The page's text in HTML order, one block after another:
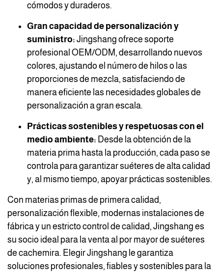
cómodos y duraderos.
Gran capacidad de personalización y
suministro: Jingshang ofrece soporte
profesional OEM/ODM, desarrollando nuevos
colores, ajustando el número de hilos o las
proporciones de mezcla, satisfaciendo de
manera eficiente las necesidades globales de
personalización a gran escala.
Prácticas sostenibles y respetuosas con el
medio ambiente: Desde la obtención de la
materia prima hasta la producción, cada paso se
controla para garantizar suéteres de alta calidad
y, al mismo tiempo, apoyar prácticas sostenibles.
Con materias primas de primera calidad,
personalización flexible, modernas instalaciones de
fábrica y un estricto control de calidad, Jingshang es
su socio ideal para la venta al por mayor de suéteres
de cachemira. Elegir Jingshang le garantiza
soluciones profesionales, fiables y sostenibles para la